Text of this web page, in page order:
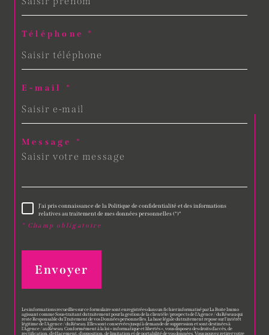
Téléphone *
E-mail *
Message *
J'ai pris connaissance de la Politique de confidentialité et des informations
relatives au traitement de mes données personnelles (*)*
* Champ obligatoire
Envoyer
Les informations recueillies sur ce formulaire sont enregistrées dans un fichier informatisé par La Boite Immo
agissant comme Sous-traitant du traitement pour la gestion de la clientèle/prospects de l'Agence / du Réseau qui
reste Responsable du Traitement de vos Données personnelles. La base légale du traitement repose sur l'intérêt
légitime de l'Agence / du Réseau. Elles sont conservées jusqu'à demande de suppression et sont destinées à
l'Agence / au Réseau. Conformément à la loi « informatique et libertés », vous disposez des droits d’accès, de
rectification, d’effacement, d’opposition, de limitation et de portabilité de vos données. Vous pouvez retirer votre